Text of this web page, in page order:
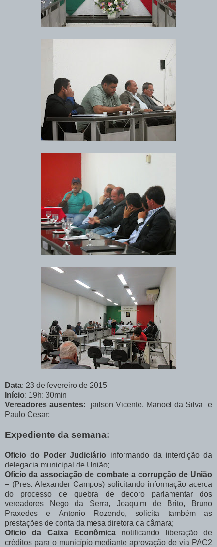
Data: 23 de fevereiro de 2015
Início: 19h: 30min
Vereadores ausentes:
jailson Vicente, Manoel da Silva e
Paulo Cesar;
Expediente da semana:
Oficio do Poder Judiciário informando da interdição da
delegacia municipal de União;
Oficio da associação de combate a corrupção de União
– (Pres. Alexander Campos) solicitando informação acerca
do processo de quebra de decoro parlamentar dos
vereadores Nego da Serra, Joaquim de Brito, Bruno
Praxedes e Antonio Rozendo, solicita também as
prestações de conta da mesa diretora da câmara;
Oficio da Caixa Econômica notificando liberação de
créditos para o município mediante aprovação de via PAC2